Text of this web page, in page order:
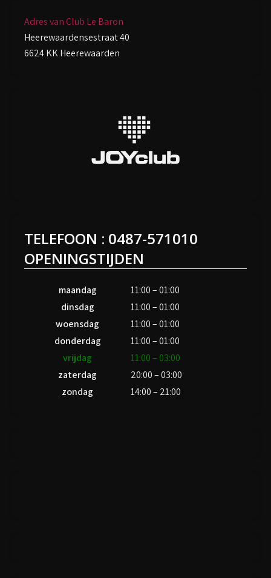
Adres van Club Le Baron
Heerewaardensestraat 40
6624 KK Heerewaarden
TELEFOON : 0487-571010
OPENINGSTIJDEN
maandag
11:00 – 01:00
dinsdag
11:00 – 01:00
woensdag
11:00 – 01:00
donderdag
11:00 – 01:00
vrijdag
11:00 – 03:00
zaterdag
20:00 – 03:00
zondag
14:00 – 21:00